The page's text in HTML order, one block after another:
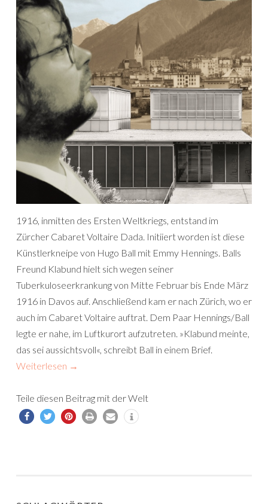
1916, inmitten des Ersten Weltkriegs, entstand im
Zürcher Cabaret Voltaire Dada. Initiiert worden ist diese
Künstlerkneipe von Hugo Ball mit Emmy Hennings. Balls
Freund Klabund hielt sich wegen seiner
Tuberkuloseerkrankung von Mitte Februar bis Ende März
1916 in Davos auf. Anschließend kam er nach Zürich, wo er
auch im Cabaret Voltaire auftrat. Dem Paar Hennings/Ball
legte er nahe, im Luftkurort aufzutreten. »Klabund meinte,
das sei aussichtsvoll«, schreibt Ball in einem Brief.
Weiterlesen →
Teile diesen Beitrag mit der Welt